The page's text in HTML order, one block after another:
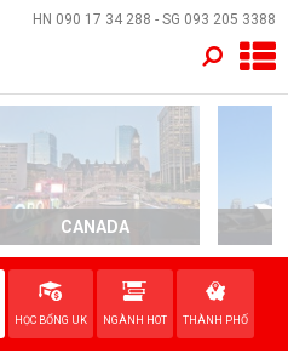
HN 090 17 34 288 - SG 093 205 3388
CANADA
HỌC BỔNG UK NGÀNH HOT THÀNH PHỐ
×